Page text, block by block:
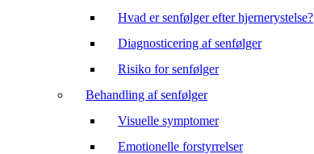
Hvad er senfølger efter hjernerystelse?
Diagnosticering af senfølger
Risiko for senfølger
Behandling af senfølger
Visuelle symptomer
Emotionelle forstyrrelser